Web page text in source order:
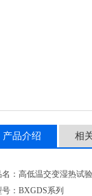
产品介绍 相
名：高低温交变湿热试
号：BXGDS系列